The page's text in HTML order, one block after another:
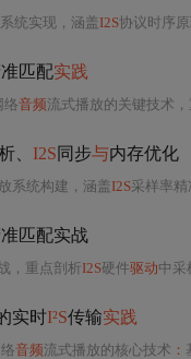
系统实现，涵盖 I2S协议时序原理（
匹配实践
络音频流式播放的关键技术，重点
、 I2S同步与内存优化
系统构建，涵盖 I2S采样率
匹配实战
，重点剖析I2S硬件驱动中采
实时I²S传输实践
音频流式播放的核心技术 ：